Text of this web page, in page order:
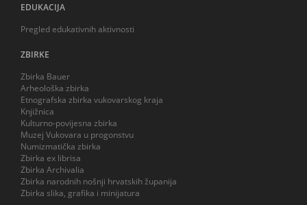
EDUKACIJA
Pregled edukativnih aktivnosti
ZBIRKE
Zbirka Bauer
Arheološka zbirka
Etnografska zbirka vukovarskog kraja
Knjižnica
Kulturno-povijesna zbirka
Muzej Vukovara u progonstvu
Numizmatička zbirka
Zbirka ex librisa
Zbirka Archivalia
Zbirka narodnih nošnji hrvatskih županija
Zbirka slika, grafika i minijatura